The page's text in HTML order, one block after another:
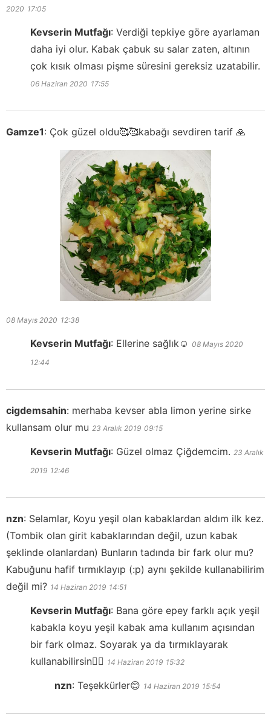
2020 17:05
Kevserin Mutfağı: Verdiği tepkiye göre ayarlaman
daha iyi olur. Kabak çabuk su salar zaten, altının
çok kısık olması pişme süresini gereksiz uzatabilir.
06 Haziran 2020 17:55
Gamze1: Çok güzel oldu🥰🥰kabağı sevdiren tarif 🙏
08 Mayıs 2020 12:38
Kevserin Mutfağı: Ellerine sağlık☺️ 08 Mayıs 2020
12:44
cigdemsahin: merhaba kevser abla limon yerine sirke
kullansam olur mu 23 Aralık 2019 09:15
Kevserin Mutfağı: Güzel olmaz Çiğdemcim. 23 Aralık
2019 12:46
nzn: Selamlar, Koyu yeşil olan kabaklardan aldım ilk kez.
(Tombik olan girit kabaklarından değil, uzun kabak
şeklinde olanlardan) Bunların tadında bir fark olur mu?
Kabuğunu hafif tırmıklayıp (:p) aynı şekilde kullanabilirim
değil mi? 14 Haziran 2019 14:51
Kevserin Mutfağı: Bana göre epey farklı açık yeşil
kabakla koyu yeşil kabak ama kullanım açısından
bir fark olmaz. Soyarak ya da tırmıklayarak
kullanabilirsin👍🏻 14 Haziran 2019 15:32
nzn: Teşekkürler😊 14 Haziran 2019 15:54